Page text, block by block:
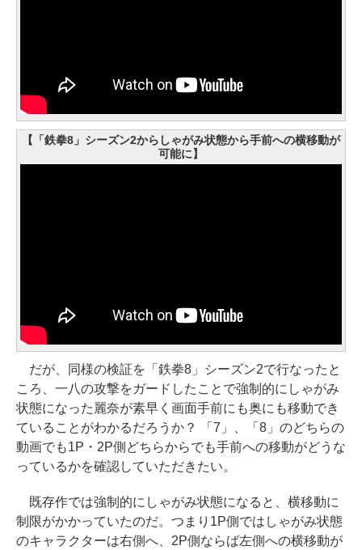
【「鉄拳8」シーズン2からしゃがみ状態から手前への横移動が
可能に】
だが、同様の検証を「鉄拳8」シーズン2で行なったと
ころ、一八の攻撃をガードしたことで強制的にしゃがみ
状態になった麗奈が素早く画面手前にも奥にも移動でき
ていることがわかるだろうか？ 「7」、「8」のどちらの
動画でも1P・2P側どちらからでも手前への移動がどうな
っているかを確認していただきたい。
既存作では強制的にしゃがみ状態になると、横移動に
制限がかかっていたのだ。つまり1P側ではしゃがみ状態
のキャラクターは右側へ、2P側ならば左側への横移動が